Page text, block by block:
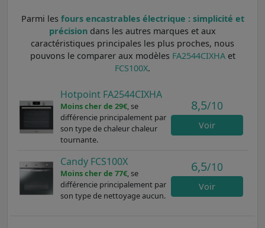
Parmi les fours encastrables électrique : simplicité et
précision dans les autres marques et aux
caractéristiques principales les plus proches, nous
pouvons le comparer aux modèles FA2544CIXHAet
FCS100X.
Hotpoint FA2544CIXHA
Moins cher de 29€, se
différencie principalement par
son type de chaleur chaleur
tournante.
8,5/10
Voir
Candy FCS100X
Moins cher de 77€, se
différencie principalement par
son type de nettoyage aucun.
6,5/10
Voir